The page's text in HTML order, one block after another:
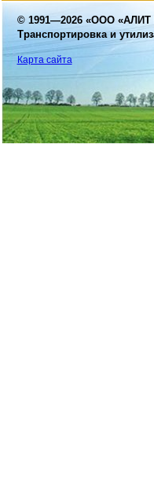
© 1991—2026 «ООО «АЛИТ
Транспортировка и
Карта сайта